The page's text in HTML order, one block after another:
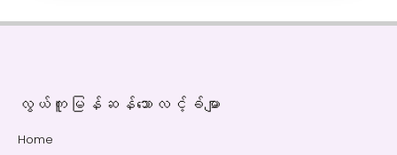
လွယ်ကူမြန်ဆန်သောလင့်ခ်မျာ
Home